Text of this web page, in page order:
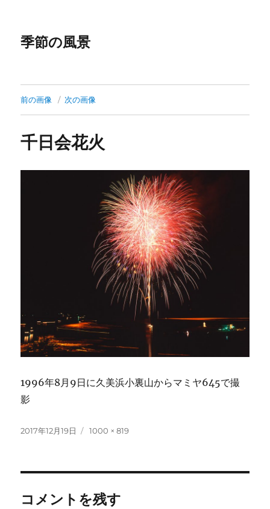
季節の風景
前の画像 次の画像
千日会花火
1996年8月9日に久美浜小裏山からマミヤ645で撮
影
投
2017年12月19日
フ
1000 × 819
コメントを残す